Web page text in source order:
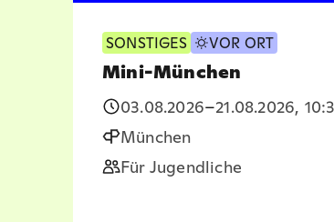
SONSTIGES VOR ORT
Mini-München
03.08.2026–21.08.2026,
München
Für Jugendliche